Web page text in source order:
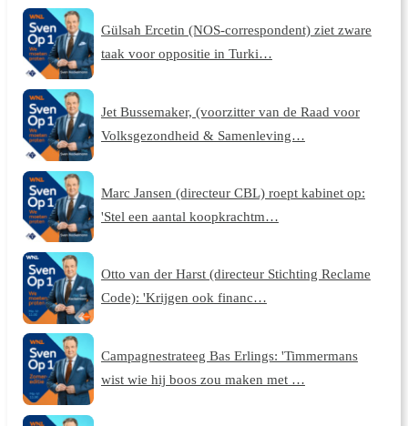
Gülsah Ercetin (NOS-correspondent) ziet zware
taak voor oppositie in Turki…
Jet Bussemaker, (voorzitter van de Raad voor
Volksgezondheid & Samenleving…
Marc Jansen (directeur CBL) roept kabinet op:
'Stel een aantal koopkrachtm…
Otto van der Harst (directeur Stichting Reclame
Code): 'Krijgen ook financ…
Campagnestrateeg Bas Erlings: 'Timmermans
wist wie hij boos zou maken met …